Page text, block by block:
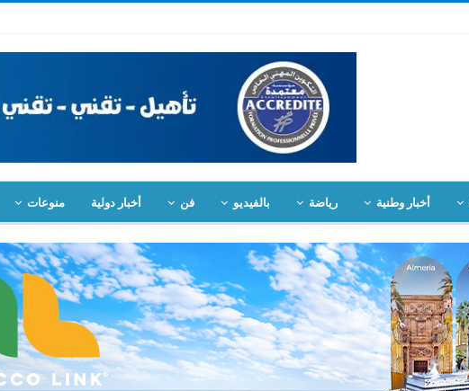
أخبار وطنية رياضة بالفيديو فن أخبار دولية منوعات